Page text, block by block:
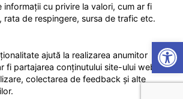
informații cu privire la valori, cum ar fi
rata de respingere, sursa de trafic etc.
ajută la realizarea anumitor
fi partajarea conținutului site-ului web pe
colectarea de feedback și alte